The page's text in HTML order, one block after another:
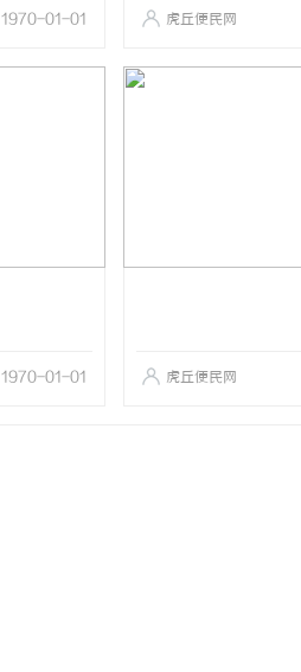
1970-01-01 虎丘便民网
1970-01-01 虎丘便民网